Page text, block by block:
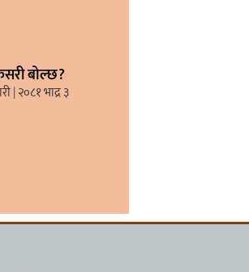
बोल्छ?
२०८१ भाद्र ३